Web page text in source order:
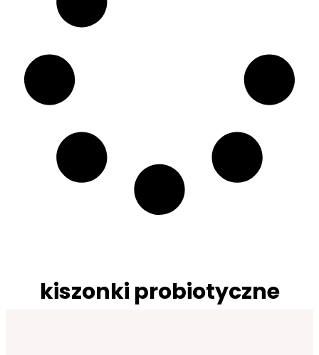
kiszonki probiotyczne